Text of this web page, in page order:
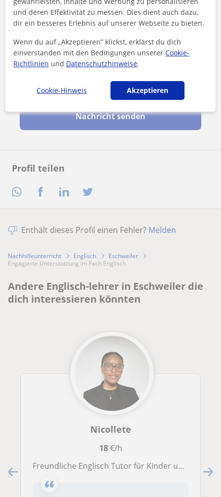
Profil teilen
Durch Klicken auf eine der beiden Schaltflächen stimmen Sie
unseremImpressumund unserer Datenschutzerklärung
Nachricht senden
Enthält dieses Profil einen Fehler? Melden
Nachhilfeunterricht Englisch
Eschweiler
Engagierte Unterstützung im Fach Englisch
Andere Englisch-lehrer in Eschweiler die
dich interessieren könnten
Nicollete
18€/h
Freundliche Englisch Tutor für Kinder und Erwachsene
und deren Effektivität zu messen. Dies dient auch dazu,
dir ein besseres Erlebnis auf unserer Webseite zu bieten.
Wenn du auf „Akzeptieren” klickst, erklärst du dich
einverstanden mit den Bedingungen unsererCookie-
Richtlinien und Datenschutzhinweise.
Cookie-Hinweis Akzeptieren